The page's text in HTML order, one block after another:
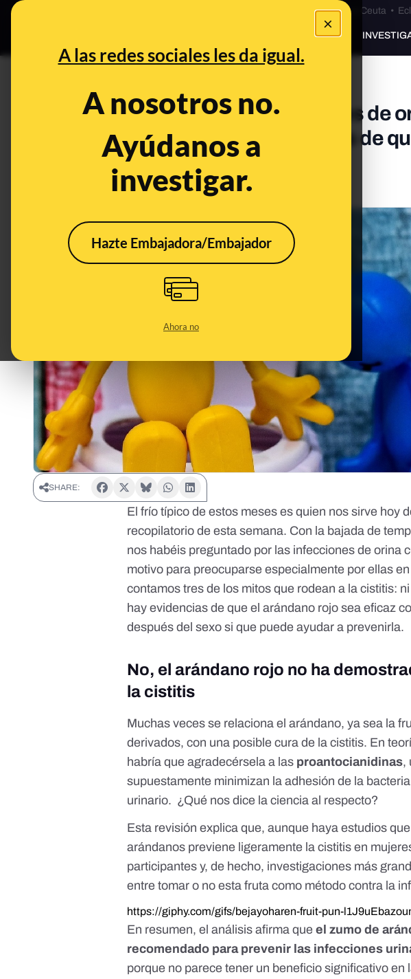
×
A las redes sociales les da igual.
A nosotros no.
Ayúdanos a
investigar.
Hazte Embajadora/Embajador
Ahora no
Especial Ceuta•Bulos Ceuta •
PREBUNKING
Mitos y bulos sobre las "infecciones de
provoca cistitis y no hay evidencias de
contra ella
SHARE:
El frío típico de estos meses es quien nos sirve hoy
recopilatorio de esta semana. Con la bajada de
nos habéis preguntado por las infecciones de orina
motivo para preocuparse especialmente por ellas
contamos tres de los mitos que rodean a la cistitis:
hay evidencias de que el arándano rojo sea eficaz
después del sexo si que puede ayudar a prevenirla.
No, el arándano rojo no ha
la cistitis
Muchas veces se relaciona el arándano, ya sea la
derivados, con una posible cura de la cistitis. En
habría que agradecérsela a las proantocianidinas,
supuestamente minimizan la adhesión de la bacteria
urinario. ¿Qué nos dice la ciencia al respecto?
Esta revisión explica que, aunque hayaestudios
arándanos previene ligeramente la cistitis en
participantes y, de hecho, investigaciones más
entre tomar o no esta fruta como método contra la
https://giphy.com/gifs/bejayoharen-fruit-pun-
En resumen, el análisis afirma queel zumo de
recomendado para prevenir las infecciones
porque no parece tener un beneficio significativo en